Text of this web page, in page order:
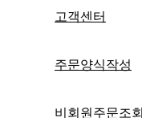
고객센터
주문양식작성
비회원주문조회